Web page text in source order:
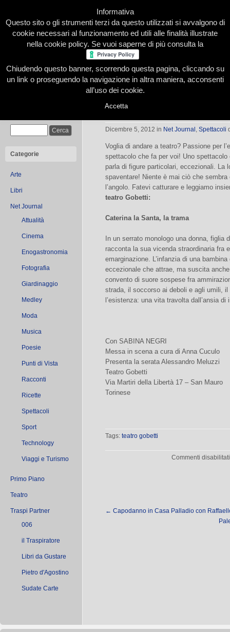
Home Presentazione Redazione Le nostre firme
Categorie
Arte
Libri
Net Journal
Attualità
Cinema
Enogastronomia
Fotografia
Giardinaggio
Medley
Moda
Musica
Poesie
Punti di Vista
Racconti
Ricette
Spettacoli
Sport
Technology
Viaggi e Turismo
Primo Piano
Teatro
Traspi Partner
006
il Traspiratore
Libri da Gustare
Pietro d'Agostino
Sudate Carte
Caterina la Santa
Dicembre 5, 2012 in Net Journal , Spettacoli
Voglia di andare a teatro? Passione per
spettacolo che fa per voi! Uno
parla di figure particolari, eccezionali. La
spaventare! Niente è mai ciò che
l’angolo. Fatevi catturare e leggiamo
teatro Gobetti:
Caterina la Santa, la trama
In un serrato monologo una donna, figlia
racconta la sua vicenda straordinaria fra
emarginazione. L’infanzia di una
eccezionale che attrae, ma suscita
convento di suore sospese fra
strada, il soccorso ai deboli e agli umili,
l’esistenza: una vita travolta dall’ansia di
Con SABINA NEGRI
Messa in scena a cura di Anna Cuculo
Presenta la serata Alessandro Meluzzi
Teatro Gobetti
Via Martiri della Libertà 17 – San Mauro
Torinese
Tags: teatro gobetti
Commenti disabilitati
← Capodanno in Casa Palladio con
Informativa
Questo sito o gli strumenti terzi da questo utilizzati si avvalgono di
cookie necessari al funzionamento ed utili alle finalità illustrate
nella cookie policy. Se vuoi saperne di più consulta la
Chiudendo questo banner, scorrendo questa pagina, cliccando su
un link o proseguendo la navigazione in altra maniera, acconsenti
all’uso dei cookie.
Accetta